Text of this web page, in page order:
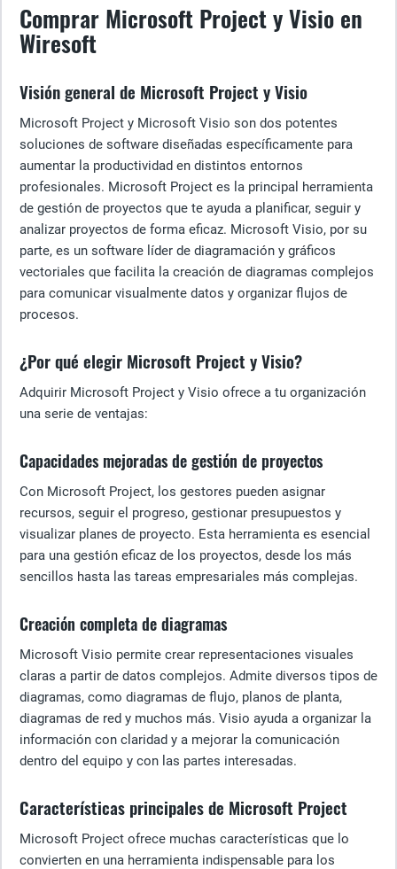
Comprar Microsoft Project y Visio en
Wiresoft
Visión general de Microsoft Project y Visio
Microsoft Project y Microsoft Visio son dos potentes
soluciones de software diseñadas específicamente para
aumentar la productividad en distintos entornos
profesionales. Microsoft Project es la principal herramienta
de gestión de proyectos que te ayuda a planificar, seguir y
analizar proyectos de forma eficaz. Microsoft Visio, por su
parte, es un software líder de diagramación y gráficos
vectoriales que facilita la creación de diagramas complejos
para comunicar visualmente datos y organizar flujos de
procesos.
¿Por qué elegir Microsoft Project y Visio?
Adquirir Microsoft Project y Visio ofrece a tu organización
una serie de ventajas:
Capacidades mejoradas de gestión de proyectos
Con Microsoft Project, los gestores pueden asignar
recursos, seguir el progreso, gestionar presupuestos y
visualizar planes de proyecto. Esta herramienta es esencial
para una gestión eficaz de los proyectos, desde los más
sencillos hasta las tareas empresariales más complejas.
Creación completa de diagramas
Microsoft Visio permite crear representaciones visuales
claras a partir de datos complejos. Admite diversos tipos de
diagramas, como diagramas de flujo, planos de planta,
diagramas de red y muchos más. Visio ayuda a organizar la
información con claridad y a mejorar la comunicación
dentro del equipo y con las partes interesadas.
Características principales de Microsoft Project
Microsoft Project ofrece muchas características que lo
convierten en una herramienta indispensable para los